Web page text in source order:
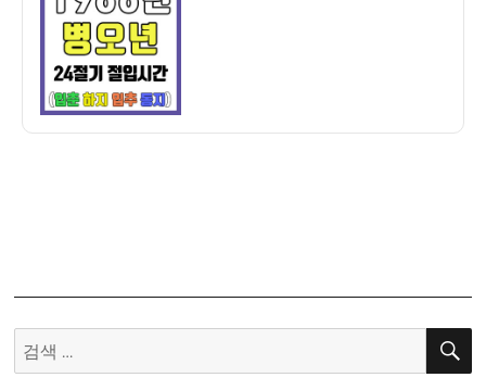
검
색:
검